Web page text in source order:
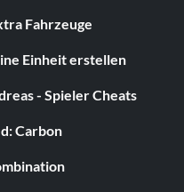
Fahrzeuge
Einheit erstellen
- Spieler Cheats
Carbon